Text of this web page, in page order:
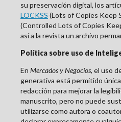
su preservación digital, los
LOCKSS (Lots of Copies Keep
(Controlled Lots of Copies
así a la revista un archivo
Política sobre uso de
En Mercados y Negocios, el uso
generativa está permitido
redacción para mejorar la
manuscrito, pero no puede
utilizarse como autora o